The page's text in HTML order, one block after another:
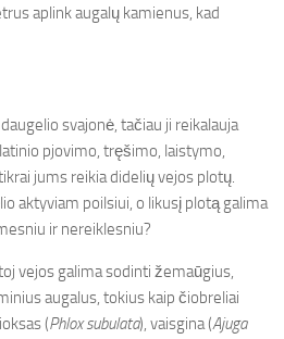
aplink augalų kamienus, kad
svajonė, tačiau ji reikalauja
pjovimo, tręšimo, laistymo,
jums reikia didelių vejos plotų.
aktyviam poilsiui, o likusį plotą galima
ir nereiklesniu?
vejos galima sodinti žemaūgius,
augalus, tokius kaip čiobreliai
(Phlox subulata), vaisgina (Ajuga